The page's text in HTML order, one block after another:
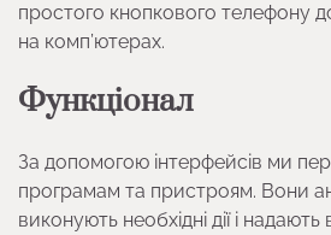
простого кнопкового телефону
на комп’ютерах.
Функціонал
За допомогою інтерфейсів ми
програмам та пристроям. Вони
виконують необхідні дії і надають